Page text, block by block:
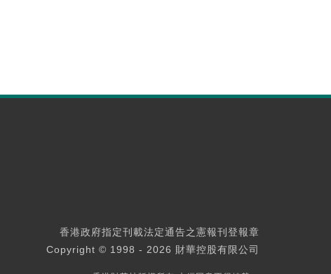
香港政府指定刊載法定通告之憲報刊登報章
Copyright © 1998 - 2026 財華控股有限公司